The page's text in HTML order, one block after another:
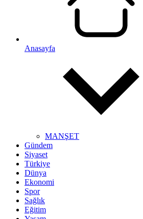
Anasayfa
MANŞET
Gündem
Siyaset
Türkiye
Dünya
Ekonomi
Spor
Sağlık
Eğitim